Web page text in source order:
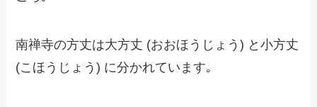
南禅寺の方丈は大方丈 (おおほうじょう) と小方丈
(こほうじょう) に分かれています｡